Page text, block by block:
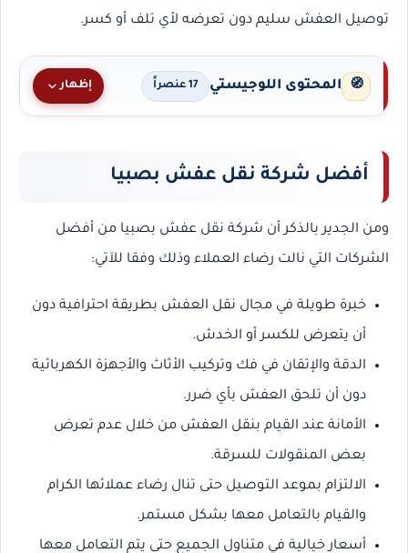
توصيل العفش سليم دون تعرضه لأي تلف أو كسر.
🧭 المحتوى اللوجيستي 17 عنصراً إظهار
أفضل شركة نقل عفش بصبيا
ومن الجدير بالذكر أن شركة نقل عفش بصبيا من أفضل
الشركات التي نالت رضاء العملاء وذلك وفقا للآتي:
خبرة طويلة في مجال نقل العفش بطريقة احترافية دون
أن يتعرض للكسر أو الخدش.
الدقة والإتقان في فك وتركيب الأثاث والأجهزة الكهربائية
دون أن تلحق العفش بأي ضرر.
الأمانة عند القيام بنقل العفش من خلال عدم تعرض
بعض المنقولات للسرقة.
الالتزام بموعد التوصيل حتى تنال رضاء عملائها الكرام
والقيام بالتعامل معها بشكل مستمر.
أسعار خيالية في متناول الجميع حتى يتم التعامل معها